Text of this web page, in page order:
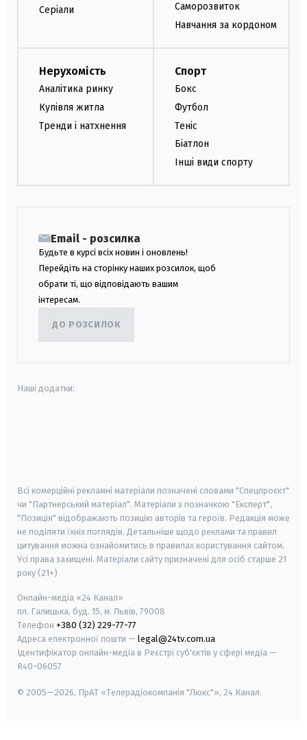
Серіали
Саморозвиток
Навчання за кордоном
Нерухомість
Аналітика ринку
Купівля житла
Тренди і натхнення
Спорт
Бокс
Футбол
Теніс
Біатлон
Інші види спорту
Email - розсилка
Будьте в курсі всіх новин і оновлень!
Перейдіть на сторінку наших розсилок, щоб
обрати ті, що відповідають вашим
інтересам.
ДО РОЗСИЛОК
Наші додатки:
Всі комерційні рекламні матеріали позначені словами "Спецпроєкт"
чи "Партнерський матеріал". Матеріали з позначкою "Експерт",
"Позиція" відображають позицію авторів та героїв. Редакція може
не поділяти їхніх поглядів. Детальніше щодо реклами та правил
цитування можна ознайомитись в правилах користування сайтом.
Усі права захищені. Матеріали сайту призначені для осіб старше 21
року (21+)
Онлайн-медіа «24 Канал»
пл. Галицька, буд. 15, м. Львів, 79008
Телефон +380 (32) 229-77-77
Адреса електронної пошти — legal@24tv.com.ua
Ідентифікатор онлайн-медіа в Реєстрі суб'єктів у сфері медіа —
R40-06057
© 2005—2026, ПрАТ «Телерадіокомпанія "Люкс"», 24 Канал.